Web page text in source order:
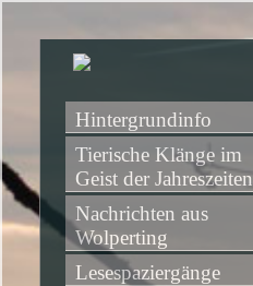
Hintergrundinfo
Tierische Klänge im
Geist der Jahreszeiten
Nachrichten aus
Wolperting
Lesespaziergänge